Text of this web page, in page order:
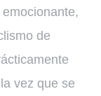
de
vez que se